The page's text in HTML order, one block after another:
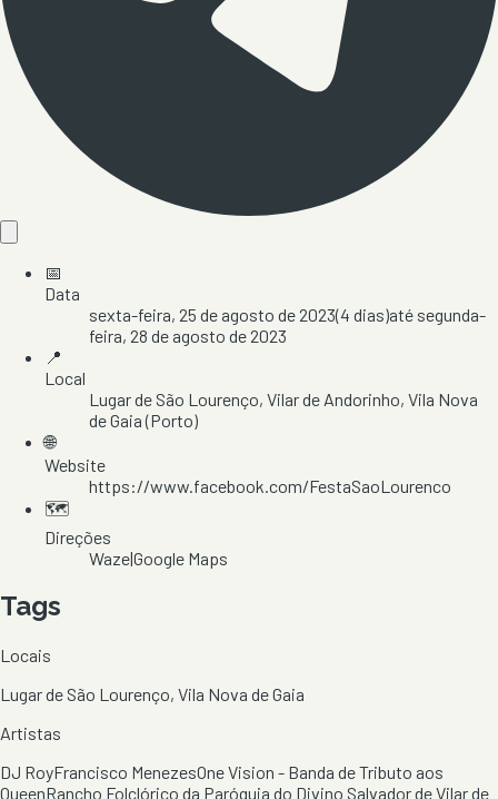
📅
Data
sexta-feira, 25 de agosto de 2023(4 dias)até segunda-
feira, 28 de agosto de 2023
📍
Local
Lugar de São Lourenço, Vilar de Andorinho, Vila Nova
de Gaia(Porto)
🌐
Website
https://www.facebook.com/FestaSaoLourenco
🗺️
Direções
Waze|Google Maps
Tags
Locais
Lugar de São Lourenço, Vila Nova de Gaia
Artistas
DJ RoyFrancisco MenezesOne Vision - Banda de Tributo aos
QueenRancho Folclórico da Paróquia do Divino Salvador de Vilar de